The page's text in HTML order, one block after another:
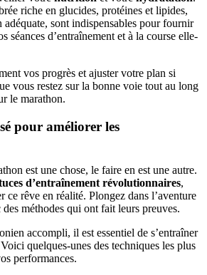
riche en glucides, protéines et lipides,
adéquate, sont indispensables pour fournir
séances d’entraînement et à la course elle-
vos progrès et ajuster votre plan si
vous restez sur la bonne voie tout au long
le marathon.
pour améliorer les
est une chose, le faire en est une autre.
d’entraînement révolutionnaires,
ce rêve en réalité. Plongez dans l’aventure
méthodes qui ont fait leurs preuves.
accompli, il est essentiel de s’entraîner
quelques-unes des techniques les plus
performances.